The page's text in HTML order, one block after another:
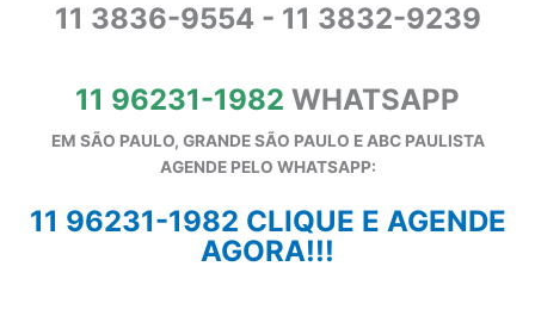
11 3836-9554 - 11 3832-9239
11 96231-1982 WHATSAPP
EM SÃO PAULO, GRANDE SÃO PAULO E ABC PAULISTA
AGENDE PELO WHATSAPP:
11 96231-1982 CLIQUE E AGENDE
AGORA!!!